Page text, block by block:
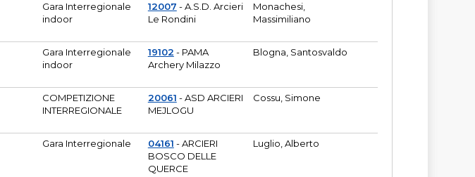
Gara Interregionale
indoor
12007 - A.S.D. Arcieri
Le Rondini
Monachesi,
Massimiliano
Gara Interregionale
indoor
19102 - PAMA
Archery Milazzo
Blogna, Santosvaldo
COMPETIZIONE
INTERREGIONALE
20061 - ASD ARCIERI
MEJLOGU
Cossu, Simone
Gara Interregionale 04161 - ARCIERI
BOSCO DELLE
QUERCE
Luglio, Alberto